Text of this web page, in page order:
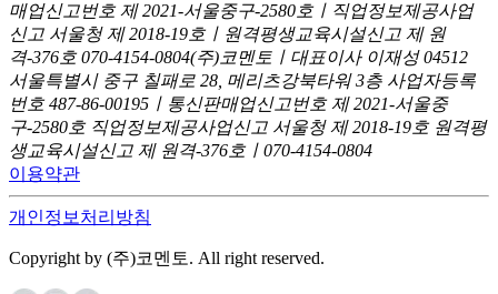
매업신고번호 제 2021-서울중구-2580호ㅣ직업정보제공사업
신고 서울청 제 2018-19호ㅣ원격평생교육시설신고 제 원
격-376호 070-4154-0804(주)코멘토ㅣ대표이사 이재성 04512
서울특별시 중구 칠패로 28, 메리츠강북타워 3층 사업자등록
번호 487-86-00195ㅣ통신판매업신고번호 제 2021-서울중
구-2580호 직업정보제공사업신고 서울청 제 2018-19호 원격평
생교육시설신고 제 원격-376호ㅣ070-4154-0804
이용약관
개인정보처리방침
Copyright by (주)코멘토. All right reserved.